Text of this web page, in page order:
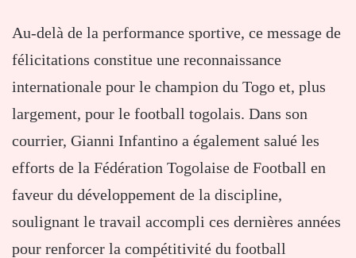
Au-delà de la performance sportive, ce message de
félicitations constitue une reconnaissance
internationale pour le champion du Togo et, plus
largement, pour le football togolais. Dans son
courrier, Gianni Infantino a également salué les
efforts de la Fédération Togolaise de Football en
faveur du développement de la discipline,
soulignant le travail accompli ces dernières années
pour renforcer la compétitivité du football